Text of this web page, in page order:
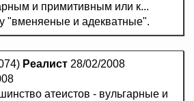
и примитивным или к...
"вменяеные и адекватные".
Реалист 28/02/2008
атеистов - вульгарные и